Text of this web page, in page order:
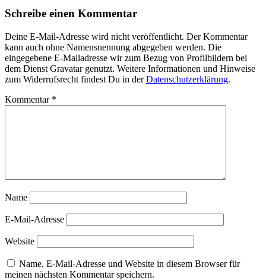
Schreibe einen Kommentar
Deine E-Mail-Adresse wird nicht veröffentlicht. Der Kommentar
kann auch ohne Namensnennung abgegeben werden. Die
eingegebene E-Mailadresse wir zum Bezug von Profilbildern bei
dem Dienst Gravatar genutzt. Weitere Informationen und Hinweise
zum Widerrufsrecht findest Du in derDatenschutzerklärung.
Kommentar *
Name
E-Mail-Adresse
Website
Name, E-Mail-Adresse und Website in diesem Browser für
meinen nächsten Kommentar speichern.